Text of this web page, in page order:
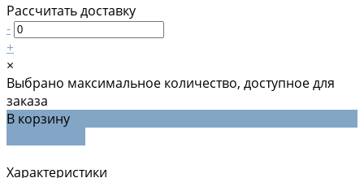
Рассчитать доставку
-
+
×
Выбрано максимальное количество, доступное для
заказа
В корзину
Характеристики